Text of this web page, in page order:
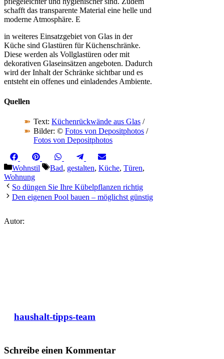
schafft das transparente Material eine helle und
moderne Atmosphäre. E
in weiteres Einsatzgebiet von Glas in der
Küche sind Glastüren für Küchenschränke.
Diese werden als Vollglastüren oder mit
dekorativen Glaseinsätzen angeboten. Dadurch
wird der Inhalt der Schränke sichtbar und es
entsteht ein offenes und einladendes Ambiente.
Quellen
Text:Küchenrückwände aus Glas /
Bilder: ©Fotos von Depositphotos /
Fotos von Depositphotos
Share
on
FacebookShare
on
Pinterest Share
on
WhatsAppShare
on
TelegramShare
on
Kategorien
Wohnstil Schlagwörter
Bad, gestalten, Küche, Türen,
Wohnung
So düngen Sie Ihre Kübelpflanzen richtig
Den eigenen Pool bauen – möglichst günstig
Autor:
haushalt-tipps-team
Schreibe einen Kommentar